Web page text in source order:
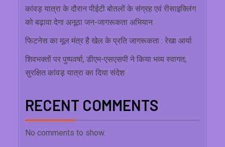
कांवड़ यात्रा के दौरान पीईटी बोतलों के संग्रह एवं रीसाइक्लिंग
को बढ़ावा देगा अनूठा जन-जागरूकता अभियान
फिटनेस का मूल मंत्र है खेल के प्रति जागरूकता : रेखा आर्या
शिवभक्तों पर पुष्पवर्षा, डीएम-एसएसपी ने किया भव्य स्वागत;
सुरक्षित कांवड़ यात्रा का दिया संदेश
RECENT COMMENTS
No comments to show.